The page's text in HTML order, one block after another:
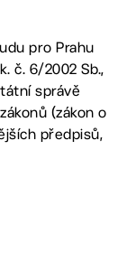
pro Prahu
č. 6/2002 Sb.,
správě
(zákon o
předpisů,